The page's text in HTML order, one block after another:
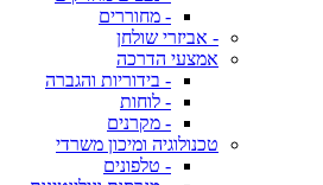
- מחוררים
- אביזרי שולחן
אמצעי הדרכה
- בידוריות והגברה
- לוחות
- מקרנים
טכנולוגיה ומיכון משרדי
- טלפונים